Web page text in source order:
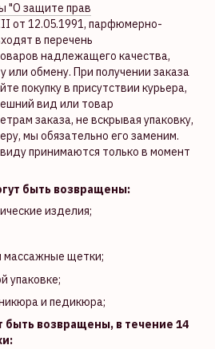
"О защите прав
от 12.05.1991, парфюмерно-
в перечень
надлежащего качества,
обмену. При получении заказа
покупку в присутствии курьера,
вид или товар
заказа, не вскрывая упаковку,
мы обязательно его заменим.
принимаются только в момент
быть возвращены:
изделия;
массажные щетки;
упаковке;
и педикюра;
быть возвращены, в течение 14